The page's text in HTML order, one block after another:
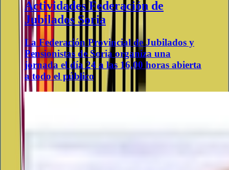
Actividades Federación de
Jubilados Soria
La Federación Provincial de Jubilados y
Pensionistas de Soria organiza una
jornada el día 24 a las 16,00 horas abierta
a todo el público